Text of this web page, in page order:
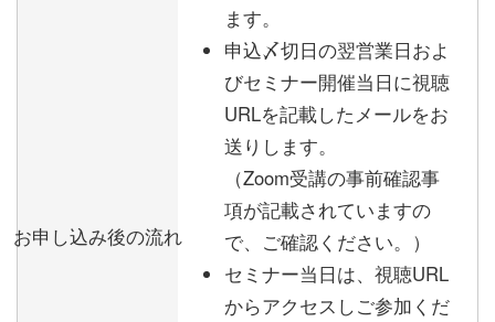
お申し込み後の流れ
ます。
申込〆切日の翌営業日およ
びセミナー開催当日に視聴
URLを記載したメールをお
送りします。
（Zoom受講の事前確認事
項が記載されていますの
で、ご確認ください。）
セミナー当日は、視聴URL
からアクセスしご参加くだ